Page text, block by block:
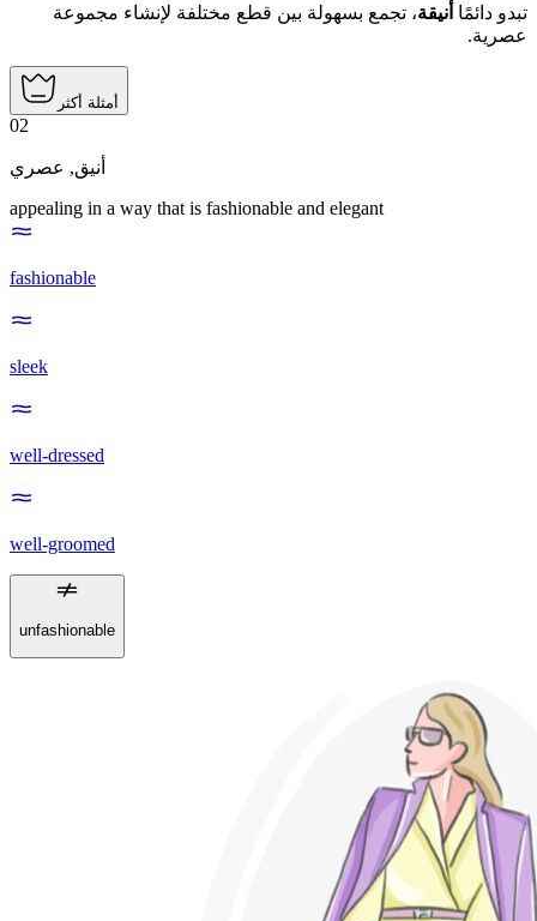
تبدو دائمًا أنيقة، تجمع بسهولة بين قطع مختلفة لإنشاء مجموعة
عصرية.
أمثلة أكثر
02
أنيق, عصري
appealing in a way that is fashionable and elegant
fashionable
sleek
well-dressed
well-groomed
unfashionable